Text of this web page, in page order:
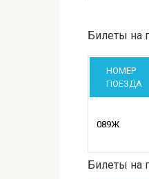
Билеты на
НОМЕР
ПОЕЗДА
089Ж
Билеты на